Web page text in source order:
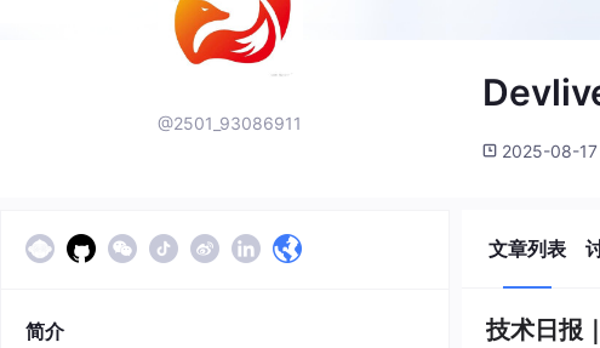
@2501_93086911
2025-08-17
简介
文章列表
技术日报